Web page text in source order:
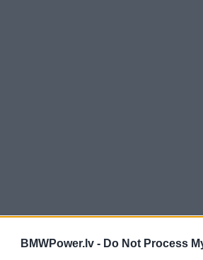
BMWPower.lv - Do Not Process